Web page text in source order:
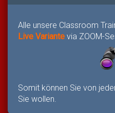
Alle unsere Classroom
Live Variante via ZOOM-
Somit können Sie von
Sie wollen.